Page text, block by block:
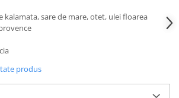
kalamata, sare de mare, otet, ulei floarea
produs